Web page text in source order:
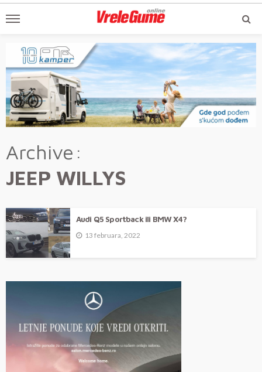
Archive
JEEP WILLYS
Audi Q5 Sportback ili BMW X4?
13 februara, 2022